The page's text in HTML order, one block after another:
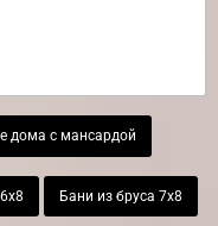
дома с мансардой
Бани из бруса 7х8